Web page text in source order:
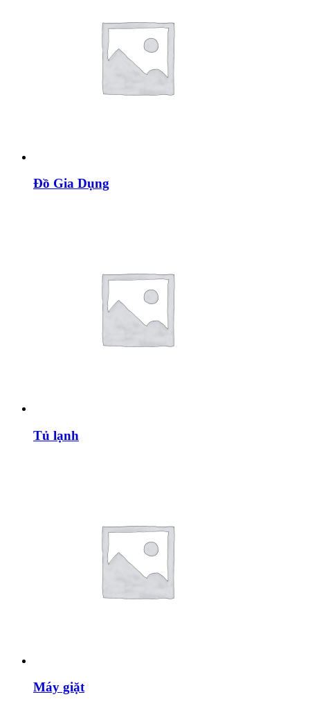
Đồ Gia Dụng
Tủ lạnh
Máy giặt